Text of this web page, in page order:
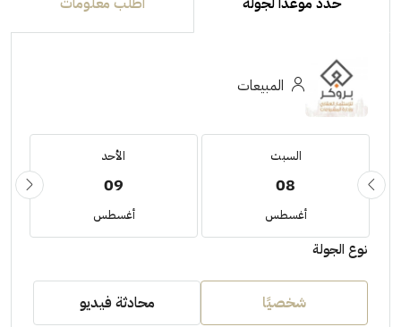
المبيعات
السبت
08
أغسطس
الأحد
09
أغسطس
نوع الجولة
شخصيًا محادثة فيديو